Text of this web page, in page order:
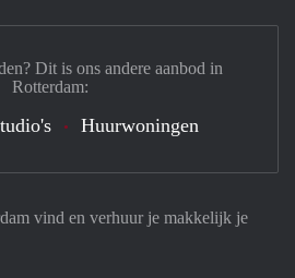
vind en verhuur je makkelijk je
Dit is ons andere aanbod in
Rotterdam:
Huurwoningen